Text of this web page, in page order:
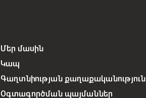
Մեր մասին
Կապ
Գաղտնիության քաղաքականություն
Օգտագործման պայմաններ